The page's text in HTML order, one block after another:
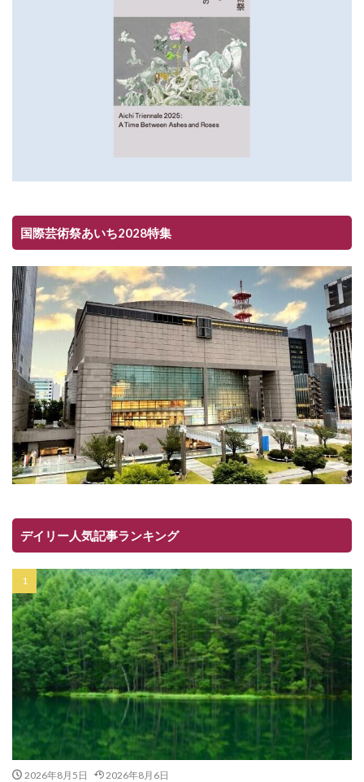
国際芸術祭あいち2028特集
デイリー人気記事ランキング
2026年8月5日 2026年8月6日